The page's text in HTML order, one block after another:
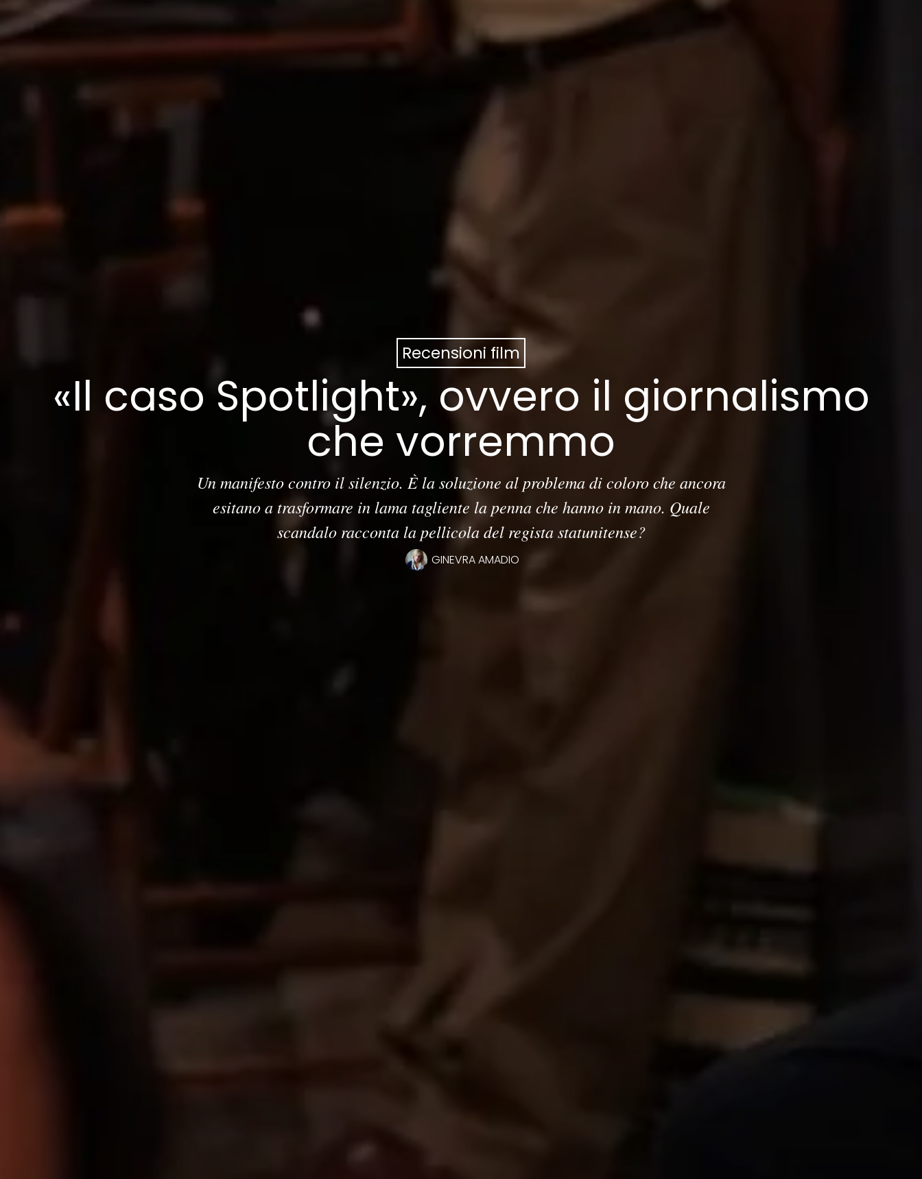
Recensioni film
«Il caso Spotlight», ovvero il giornalismo
che vorremmo
Un manifesto contro il silenzio. È la soluzione al problema di coloro che ancora
esitano a trasformare in lama tagliente la penna che hanno in mano. Quale
scandalo racconta la pellicola del regista statunitense?
GINEVRA AMADIO